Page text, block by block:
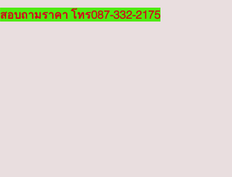
สอบถามราคา โทร087-332-2175